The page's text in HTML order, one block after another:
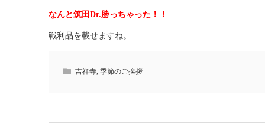
なんと筑田Dr.勝っちゃった！！
戦利品を載せますね。
吉祥寺, 季節のご挨拶